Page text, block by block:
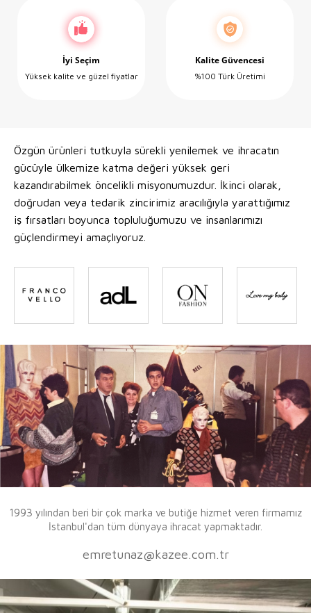
İyi Seçim
Yüksek kalite ve güzel fiyatlar
Kalite Güvencesi
%100 Türk Üretimi
Özgün ürünleri tutkuyla sürekli yenilemek ve ihracatın
gücüyle ülkemize katma değeri yüksek geri
kazandırabilmek öncelikli misyonumuzdur. İkinci olarak,
doğrudan veya tedarik zincirimiz aracılığıyla yarattığımız
iş fırsatları boyunca topluluğumuzu ve insanlarımızı
güçlendirmeyi amaçlıyoruz.
1993 yılından beri bir çok marka ve butiğe hizmet veren firmamız
İstanbul'dan tüm dünyaya ihracat yapmaktadır.
emretunaz@kazee.com.tr